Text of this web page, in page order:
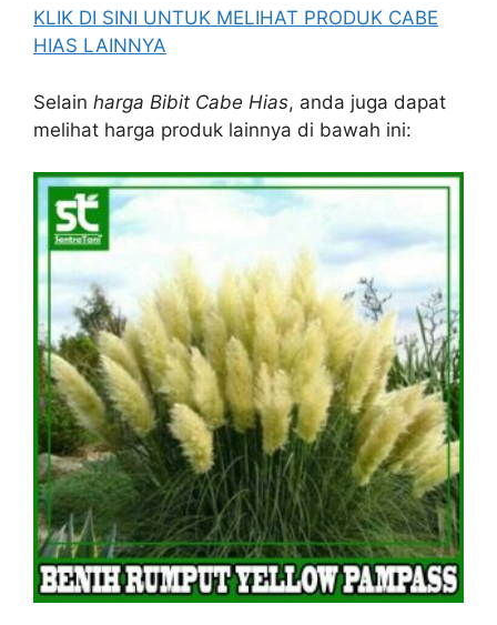
KLIK DI SINI UNTUK MELIHAT PRODUK CABE
HIAS LAINNYA
Selain harga Bibit Cabe Hias, anda juga dapat
melihat harga produk lainnya di bawah ini: